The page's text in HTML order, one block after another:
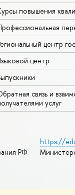
повышения
центр
центр
связь и
услуг
РФ
https://